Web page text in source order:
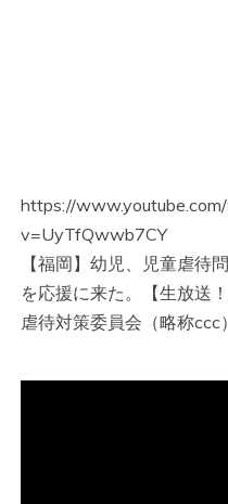
https://
v=UyTfQwwb7CY
【福岡】幼児、児童虐待
を応援に来た。【生放送
虐待対策委員会（略称ccc）